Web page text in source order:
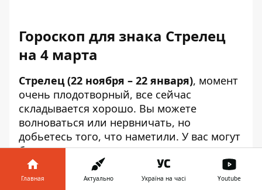
Гороскоп для знака Стрелец
на 4 марта
Стрелец (22 ноября – 22 января), момент
очень плодотворный, все сейчас
складывается хорошо. Вы можете
волноваться или нервничать, но
добьетесь того, что наметили. У вас могут
быть расходы, но они вполне оправданы.
К тому же в семье, видимо, случится что-
то необычное, но позитивное. Также
Главная Актуально Україна на часі Youtube